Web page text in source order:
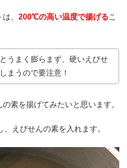
、 200℃の高い温度で揚げるこ
うまく膨らまず、硬いえびせ
まうので要注意！
素を揚げてみたいと思います。
えびせんの素を入れます。